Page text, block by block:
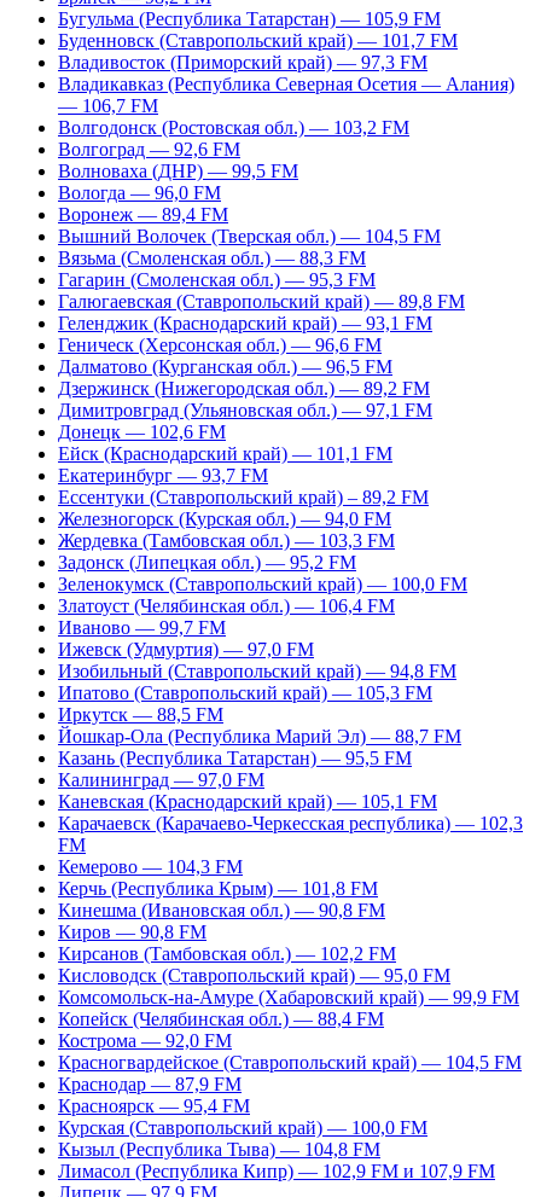
Бугульма (Республика Татарстан) — 105,9 FM
Буденновск (Ставропольский край) — 101,7 FM
Владивосток (Приморский край) — 97,3 FM
Владикавказ (Республика Северная Осетия — Алания)
— 106,7 FM
Волгодонск (Ростовская обл.) — 103,2 FM
Волгоград — 92,6 FM
Волноваха (ДНР) — 99,5 FM
Вологда — 96,0 FM
Воронеж — 89,4 FM
Вышний Волочек (Тверская обл.) — 104,5 FM
Вязьма (Смоленская обл.) — 88,3 FM
Гагарин (Смоленская обл.) — 95,3 FM
Галюгаевская (Ставропольский край) — 89,8 FM
Геленджик (Краснодарский край) — 93,1 FM
Геническ (Херсонская обл.) — 96,6 FM
Далматово (Курганская обл.) — 96,5 FM
Дзержинск (Нижегородская обл.) — 89,2 FM
Димитровград (Ульяновская обл.) — 97,1 FM
Донецк — 102,6 FM
Ейск (Краснодарский край) — 101,1 FM
Екатеринбург — 93,7 FM
Ессентуки (Ставропольский край) – 89,2 FM
Железногорск (Курская обл.) — 94,0 FM
Жердевка (Тамбовская обл.) — 103,3 FM
Задонск (Липецкая обл.) — 95,2 FM
Зеленокумск (Ставропольский край) — 100,0 FM
Златоуст (Челябинская обл.) — 106,4 FM
Иваново — 99,7 FM
Ижевск (Удмуртия) — 97,0 FM
Изобильный (Ставропольский край) — 94,8 FM
Ипатово (Ставропольский край) — 105,3 FM
Иркутск — 88,5 FM
Йошкар-Ола (Республика Марий Эл) — 88,7 FM
Казань (Республика Татарстан) — 95,5 FM
Калининград — 97,0 FM
Каневская (Краснодарский край) — 105,1 FM
Карачаевск (Карачаево-Черкесская республика) — 102,3
FM
Кемерово — 104,3 FM
Керчь (Республика Крым) — 101,8 FM
Кинешма (Ивановская обл.) — 90,8 FM
Киров — 90,8 FM
Кирсанов (Тамбовская обл.) — 102,2 FM
Кисловодск (Ставропольский край) — 95,0 FM
Комсомольск-на-Амуре (Хабаровский край) — 99,9 FM
Копейск (Челябинская обл.) — 88,4 FM
Кострома — 92,0 FM
Красногвардейское (Ставропольский край) — 104,5 FM
Краснодар — 87,9 FM
Красноярск — 95,4 FM
Курская (Ставропольский край) — 100,0 FM
Кызыл (Республика Тыва) — 104,8 FM
Лимасол (Республика Кипр) — 102,9 FM и 107,9 FM
Липецк — 97,9 FM